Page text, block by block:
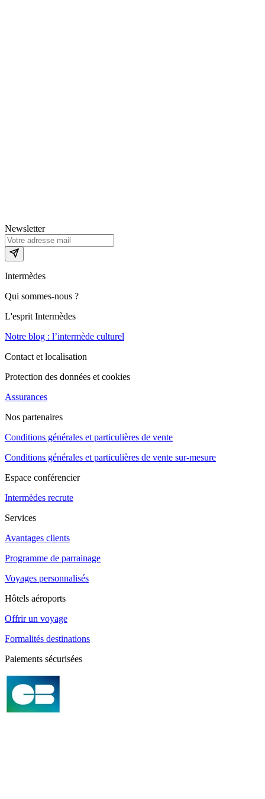
Newsletter
Intermèdes
Qui sommes-nous ?
L'esprit Intermèdes
Notre blog : l’intermède culturel
Contact et localisation
Protection des données et cookies
Assurances
Nos partenaires
Conditions générales et particulières de vente
Conditions générales et particulières de vente sur-mesure
Espace conférencier
Intermèdes recrute
Services
Avantages clients
Programme de parrainage
Voyages personnalisés
Hôtels aéroports
Offrir un voyage
Formalités destinations
Paiements sécurisées